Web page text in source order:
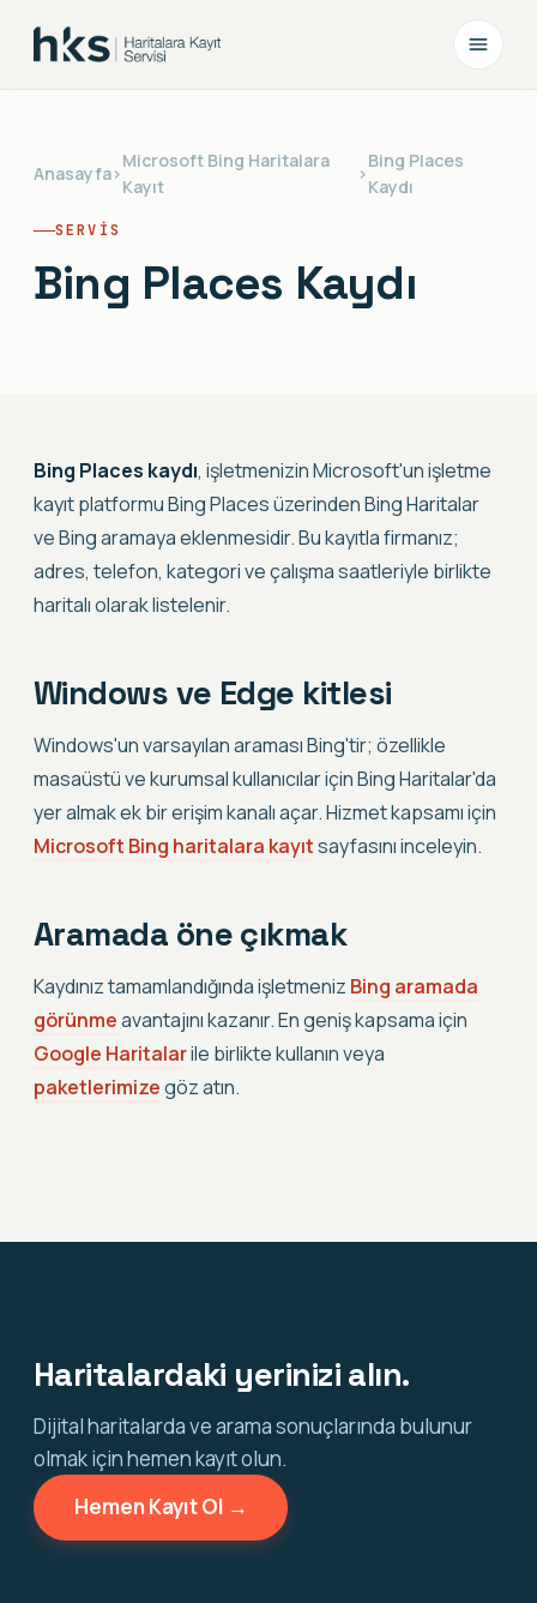
Anasayfa›
Microsoft Bing Haritalara
Kayıt
›
Bing Places
Kaydı
SERVIS
Bing Places Kaydı
Bing Places kaydı, işletmenizin Microsoft'un işletme
kayıt platformu Bing Places üzerinden Bing Haritalar
ve Bing aramaya eklenmesidir. Bu kayıtla firmanız;
adres, telefon, kategori ve çalışma saatleriyle birlikte
haritalı olarak listelenir.
Windows ve Edge kitlesi
Windows'un varsayılan araması Bing'tir; özellikle
masaüstü ve kurumsal kullanıcılar için Bing Haritalar'da
yer almak ek bir erişim kanalı açar. Hizmet kapsamı için
Microsoft Bing haritalara kayıtsayfasını inceleyin.
Aramada öne çıkmak
Kaydınız tamamlandığında işletmeniz Bing aramada
görünmeavantajını kazanır. En geniş kapsama için
Google Haritalarile birlikte kullanın veya
paketlerimizegöz atın.
Haritalardaki yerinizi alın.
Dijital haritalarda ve arama sonuçlarında bulunur
olmak için hemen kayıt olun.
Hemen Kayıt Ol →